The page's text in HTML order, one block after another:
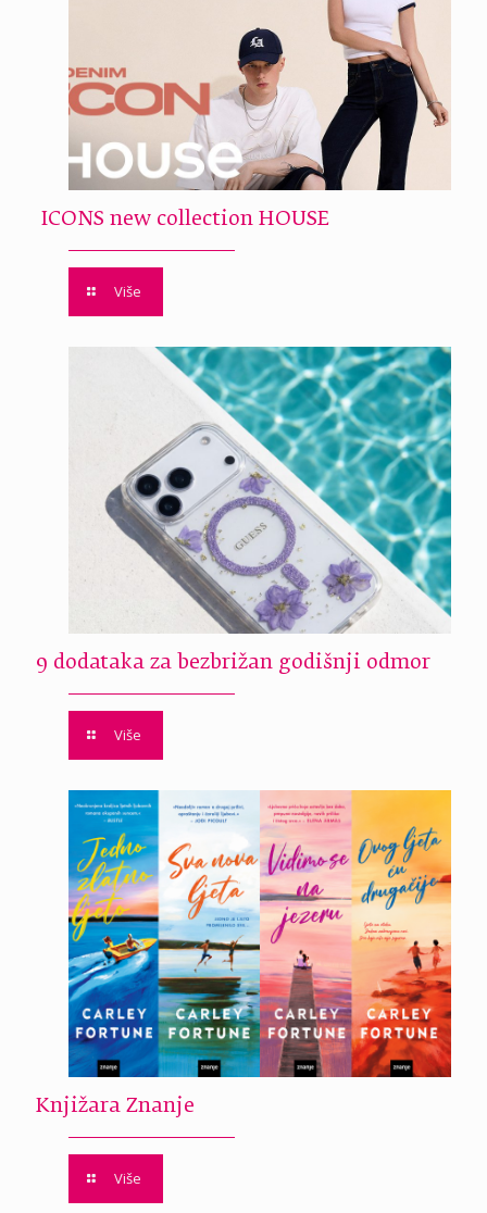
ICONS new collection HOUSE
Više
9 dodataka za bezbrižan godišnji odmor
Više
Knjižara Znanje
Više